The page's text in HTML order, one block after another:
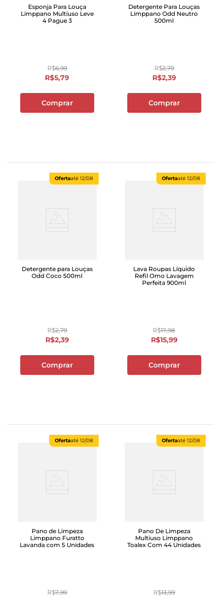
Esponja Para Louça
Limppano Multiuso Leve
4 Pague 3
R$6,99
R$5,79
Comprar
Detergente Para Louças
Limppano Odd Neutro
500ml
R$2,79
R$2,39
Comprar
Ofertaaté 12/08
Detergente para Louças
Odd Coco 500ml
R$2,79
R$2,39
Comprar
Ofertaaté 12/08
Lava Roupas Líquido
Refil Omo Lavagem
Perfeita 900ml
R$17,98
R$15,99
Comprar
Ofertaaté 12/08
Pano de Limpeza
Limppano Furatto
Lavanda com 5 Unidades
R$7,99
Ofertaaté 12/08
Pano De Limpeza
Multiuso Limppano
Toalex Com 44 Unidades
R$13,99